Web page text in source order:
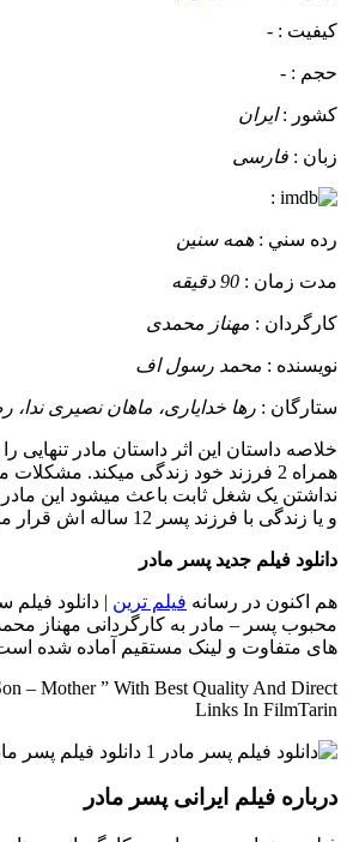
کيفيت : -
حجم : -
کشور :ایران
زبان : فارسی
:
رده سني : همه سنین
مدت زمان : 90 دقیقه
کارگردان : مهناز محمدی
نويسنده : محمد رسول اف
ستارگان : رها خدایاری، ماهان نصیری ندا،
خلاصه داستان این اثر داستان مادر تنهایی
همراه 2 فرزند خود زندگی میکند.
نداشتن یک شغل ثابت باعث میشود این مادر
و یا زندگی با فرزند پسر 12 ساله اش قرار میگیرد....
دانلود فیلم جدید پسر مادر
هم اکنون در رسانه فیلم ترین | دانلود فیلم
محبوب پسر – مادر به کارگردانی مهناز
های متفاوت و لینک مستقیم آماده شده
– Mother ” With Best Quality And Direct
Links In FilmTarin
درباره فیلم ایرانی پسر مادر